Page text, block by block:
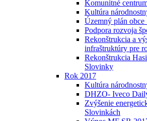
Komunitné
Kultúra
Územný plán
Podpora rozvoja
Rekonštrukcia a
infraštruktúry pre
Rekonštrukcia
Slovinky
Rok 2017
Kultúra
DHZO- Iveco
Zvýšenie
Slovinkách